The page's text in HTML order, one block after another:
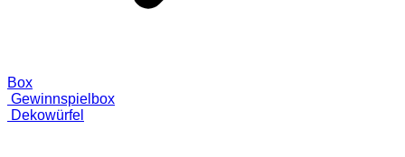
Box
Gewinnspielbox
Dekowürfel